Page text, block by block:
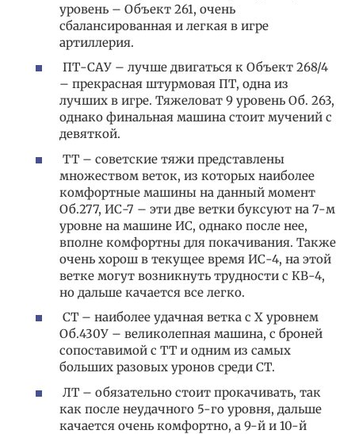
уровень – Объект 261, очень
сбалансированная и легкая в игре
артиллерия.
ПТ-САУ – лучше двигаться к Объект 268/4
– прекрасная штурмовая ПТ, одна из
лучших в игре. Тяжеловат 9 уровень Об. 263,
однако финальная машина стоит мучений с
девяткой.
ТТ – советские тяжи представлены
множеством веток, из которых наиболее
комфортные машины на данный момент
Об.277, ИС-7 – эти две ветки буксуют на 7-м
уровне на машине ИС, однако после нее,
вполне комфортны для покачивания. Также
очень хорош в текущее время ИС-4, на этой
ветке могут возникнуть трудности с КВ-4,
но дальше качается все легко.
СТ – наиболее удачная ветка с Х уровнем
Об.430У – великолепная машина, с броней
сопоставимой с ТТ и одним из самых
больших разовых уронов среди СТ.
ЛТ – обязательно стоит прокачивать, так
как после неудачного 5-го уровня, дальше
качается очень комфортно, а 9-й и 10-й